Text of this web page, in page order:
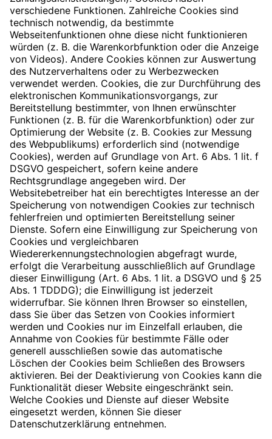
verschiedene Funktionen. Zahlreiche Cookies sind
technisch notwendig, da bestimmte
Webseitenfunktionen ohne diese nicht funktionieren
würden (z. B. die Warenkorbfunktion oder die Anzeige
von Videos). Andere Cookies können zur Auswertung
des Nutzerverhaltens oder zu Werbezwecken
verwendet werden. Cookies, die zur Durchführung des
elektronischen Kommunikationsvorgangs, zur
Bereitstellung bestimmter, von Ihnen erwünschter
Funktionen (z. B. für die Warenkorbfunktion) oder zur
Optimierung der Website (z. B. Cookies zur Messung
des Webpublikums) erforderlich sind (notwendige
Cookies), werden auf Grundlage von Art. 6 Abs. 1 lit. f
DSGVO gespeichert, sofern keine andere
Rechtsgrundlage angegeben wird. Der
Websitebetreiber hat ein berechtigtes Interesse an der
Speicherung von notwendigen Cookies zur technisch
fehlerfreien und optimierten Bereitstellung seiner
Dienste. Sofern eine Einwilligung zur Speicherung von
Cookies und vergleichbaren
Wiedererkennungstechnologien abgefragt wurde,
erfolgt die Verarbeitung ausschließlich auf Grundlage
dieser Einwilligung (Art. 6 Abs. 1 lit. a DSGVO und § 25
Abs. 1 TDDDG); die Einwilligung ist jederzeit
widerrufbar. Sie können Ihren Browser so einstellen,
dass Sie über das Setzen von Cookies informiert
werden und Cookies nur im Einzelfall erlauben, die
Annahme von Cookies für bestimmte Fälle oder
generell ausschließen sowie das automatische
Löschen der Cookies beim Schließen des Browsers
aktivieren. Bei der Deaktivierung von Cookies kann die
Funktionalität dieser Website eingeschränkt sein.
Welche Cookies und Dienste auf dieser Website
eingesetzt werden, können Sie dieser
Datenschutzerklärung entnehmen.